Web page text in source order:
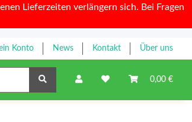
Lieferzeiten verlängern sich. Bei Fragen
Konto News Kontakt Über uns
0,00 €